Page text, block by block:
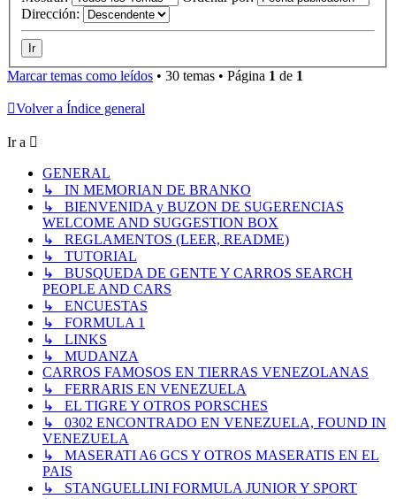
Dirección:
Marcar temas como leídos • 30 temas • Página 1 de 1
Volver a Índice general
Ir a
GENERAL
↳ IN MEMORIAN DE BRANKO
↳ BIENVENIDA y BUZON DE SUGERENCIAS
WELCOME AND SUGGESTION BOX
↳ REGLAMENTOS (LEER, README)
↳ TUTORIAL
↳ BUSQUEDA DE GENTE Y CARROS SEARCH
PEOPLE AND CARS
↳ ENCUESTAS
↳ FORMULA 1
↳ LINKS
↳ MUDANZA
CARROS FAMOSOS EN TIERRAS VENEZOLANAS
↳ FERRARIS EN VENEZUELA
↳ EL TIGRE Y OTROS PORSCHES
↳ 0302 ENCONTRADO EN VENEZUELA, FOUND IN
VENEZUELA
↳ MASERATI A6 GCS Y OTROS MASERATIS EN EL
PAIS
↳ STANGUELLINI FORMULA JUNIOR Y SPORT